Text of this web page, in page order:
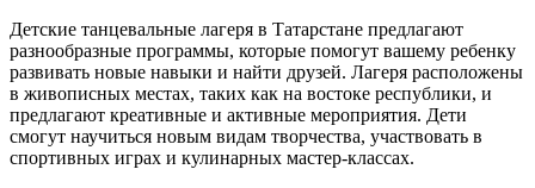
Детские танцевальные лагеря в Татарстане предлагают
разнообразные программы, которые помогут вашему ребенку
развивать новые навыки и найти друзей. Лагеря расположены
в живописных местах, таких как на востоке республики, и
предлагают креативные и активные мероприятия. Дети
смогут научиться новым видам творчества, участвовать в
спортивных играх и кулинарных мастер-классах.